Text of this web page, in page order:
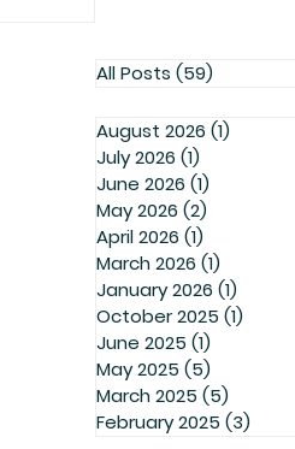
All Posts (59)
August 2026 (1)
July 2026 (1)
June 2026 (1)
May 2026 (2)
April 2026 (1)
March 2026 (1)
January 2026 (1)
October 2025 (1)
June 2025 (1)
May 2025 (5)
March 2025 (5)
February 2025 (3)